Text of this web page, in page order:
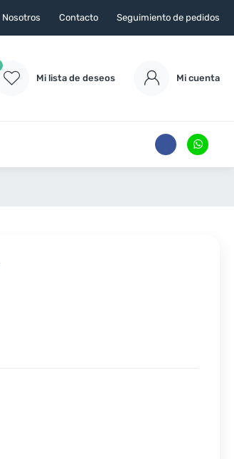
Nosotros Contacto Seguimiento de pedidos
Mi lista de deseos Mi cuenta